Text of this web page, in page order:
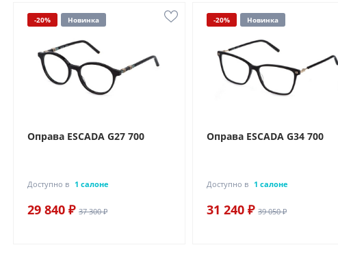
-20% Новинка
Оправа ESCADA G27 700
Доступно в 1 салоне
29 840 ₽ 37 300 ₽
-20% Новинка
Оправа ESCADA G34 700
Доступно в 1 салоне
31 240 ₽ 39 050 ₽